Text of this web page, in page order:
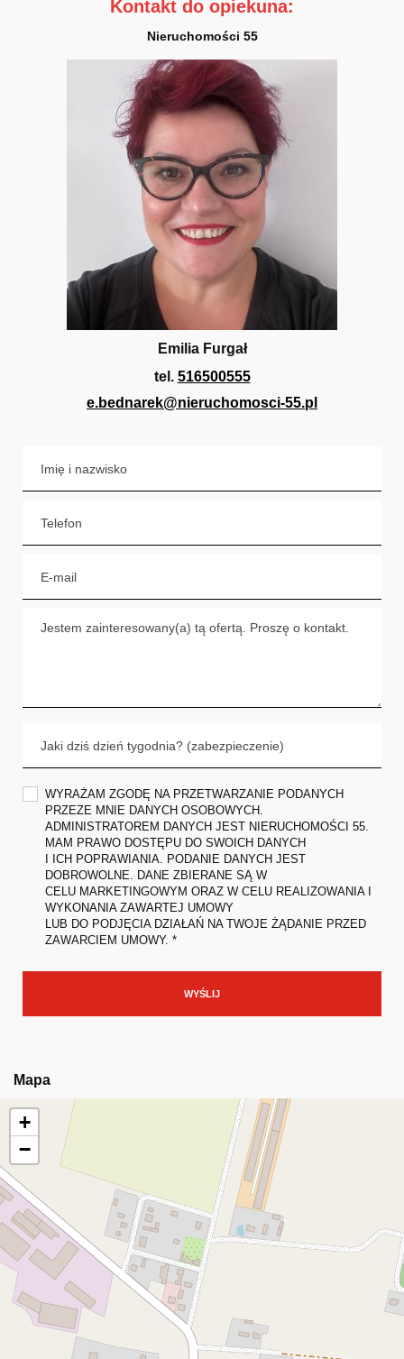
Kontakt do opiekuna:
Nieruchomości 55
Emilia Furgał
tel. 516500555
e.bednarek@nieruchomosci-55.pl
WYRAŻAM ZGODĘ NA PRZETWARZANIE PODANYCH
PRZEZE MNIE DANYCH OSOBOWYCH.
ADMINISTRATOREM DANYCH JEST NIERUCHOMOŚCI 55.
MAM PRAWO DOSTĘPU DO SWOICH DANYCH
I ICH POPRAWIANIA. PODANIE DANYCH JEST
DOBROWOLNE. DANE ZBIERANE SĄ W
CELU MARKETINGOWYM ORAZ W CELU REALIZOWANIA I
WYKONANIA ZAWARTEJ UMOWY
LUB DO PODJĘCIA DZIAŁAŃ NA TWOJE ŻĄDANIE PRZED
ZAWARCIEM UMOWY. *
Mapa
+
−